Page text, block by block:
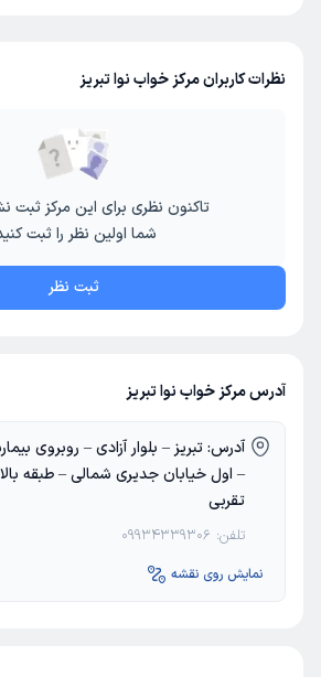
نظرات کاربران مرکز خواب نوا تبریز
تاکنون نظری برای این مرکز ثبت
شما اولین نظر را ثبت
ثبت نظر
آدرس مرکز خواب نوا تبریز
آدرس:تبریز – بلوار آزادی – روبروی
– اول خیابان جدیری شمالی – طبقه
تقربی
تلفن: 09934339306
نمایش روی نقشه